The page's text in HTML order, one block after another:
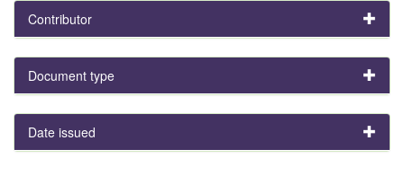
Contributor
Document type
Date issued